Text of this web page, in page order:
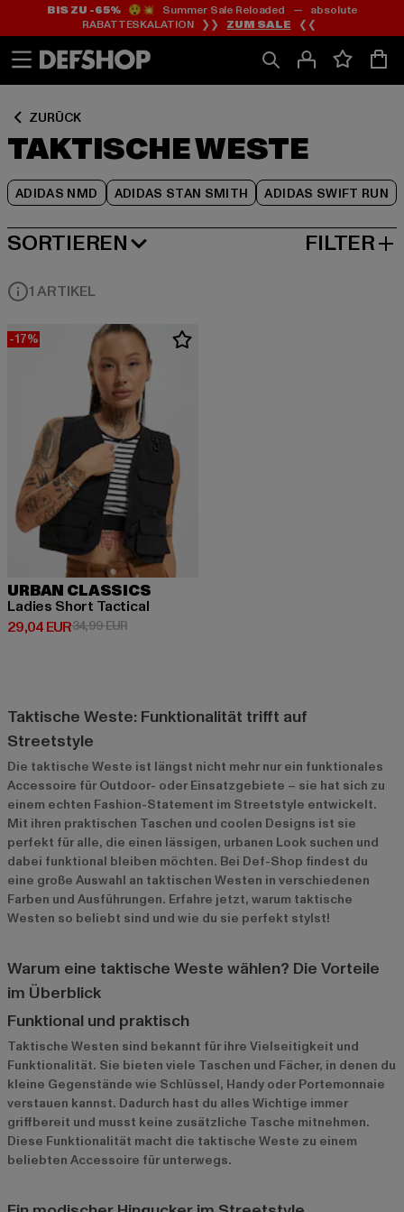
Zum
Inhalt
springen
Zum
Fußzeile
springen
BIS ZU -65%😲💥 Summer Sale Reloaded — absolute
RABATTESKALATION ❯❯ ZUM SALE ❮❮
ZURÜCK
TAKTISCHE WESTE
ADIDAS NMD ADIDAS STAN SMITH ADIDAS SWIFT RUN
Zum
Produktraster
springen
SORTIEREN
BELIEBTESTE FILTER
1 ARTIKEL
-17%
URBAN CLASSICS
Ladies Short Tactical
29,04 EUR
Derzeitiger Preis: 29,04 EUR
34,99 EURAktionspreis: 34,99 EUR
Taktische Weste: Funktionalität trifft auf
Streetstyle
Die taktische Weste ist längst nicht mehr nur ein funktionales
Accessoire für Outdoor- oder Einsatzgebiete – sie hat sich zu
einem echten Fashion-Statement im Streetstyle entwickelt.
Mit ihren praktischen Taschen und coolen Designs ist sie
perfekt für alle, die einen lässigen, urbanen Look suchen und
dabei funktional bleiben möchten. Bei Def-Shop findest du
eine große Auswahl an taktischen Westen in verschiedenen
Farben und Ausführungen. Erfahre jetzt, warum taktische
Westen so beliebt sind und wie du sie perfekt stylst!
Warum eine taktische Weste wählen? Die Vorteile
im Überblick
Funktional und praktisch
Taktische Westen sind bekannt für ihre Vielseitigkeit und
Funktionalität. Sie bieten viele Taschen und Fächer, in denen du
kleine Gegenstände wie Schlüssel, Handy oder Portemonnaie
verstauen kannst. Dadurch hast du alles Wichtige immer
griffbereit und musst keine zusätzliche Tasche mitnehmen.
Diese Funktionalität macht die taktische Weste zu einem
beliebten Accessoire für unterwegs.